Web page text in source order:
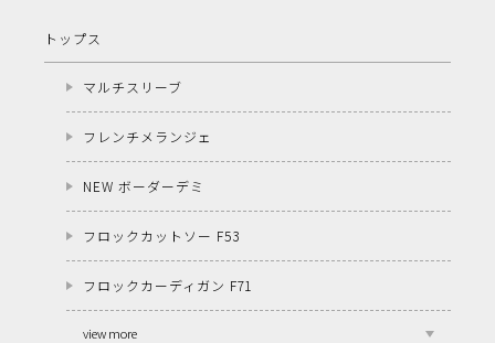
トップス
マルチスリーブ
フレンチメランジェ
NEW ボーダーデミ
フロックカットソー F53
フロックカーディガン F71
view more